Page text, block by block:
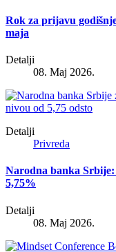
Rok za prijavu
maja
Detalji
08. Maj 2026.
Detalji
Privreda
Narodna banka Srbije:
5,75%
Detalji
08. Maj 2026.